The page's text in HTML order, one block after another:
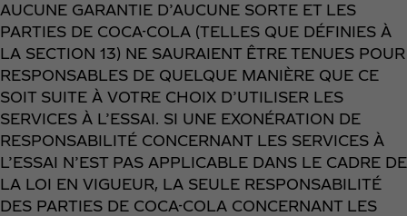
AUCUNE GARANTIE D’AUCUNE SORTE ET LES
PARTIES DE COCA-COLA (TELLES QUE DÉFINIES À
LA SECTION 13) NE SAURAIENT ÊTRE TENUES POUR
RESPONSABLES DE QUELQUE MANIÈRE QUE CE
SOIT SUITE À VOTRE CHOIX D’UTILISER LES
SERVICES À L’ESSAI. SI UNE EXONÉRATION DE
RESPONSABILITÉ CONCERNANT LES SERVICES À
L’ESSAI N’EST PAS APPLICABLE DANS LE CADRE DE
LA LOI EN VIGUEUR, LA SEULE RESPONSABILITÉ
DES PARTIES DE COCA-COLA CONCERNANT LES